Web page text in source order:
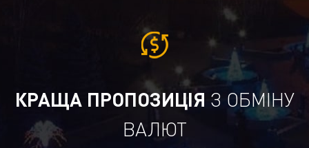
КРАЩА ПРОПОЗИЦІЯ З ОБМІНУ
ВАЛЮТ